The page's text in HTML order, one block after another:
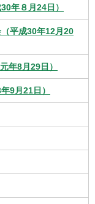
年８月24日）
平成30年12月20
年8月29日）
9月21日）